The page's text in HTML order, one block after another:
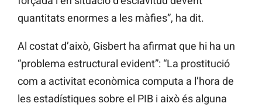
quantitats enormes a les màfies”, ha dit.
Al costat d’això, Gisbert ha afirmat que hi ha un
“problema estructural evident”: “La prostitució
com a activitat econòmica computa a l’hora de
les estadístiques sobre el PIB i això és alguna